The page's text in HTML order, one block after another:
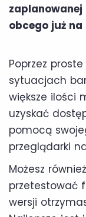
zaplanowanej
obcego już
Poprzez
sytuacjach
większe ilości
uzyskać
pomocą
przeglądarki
Możesz
przetestować
wersji